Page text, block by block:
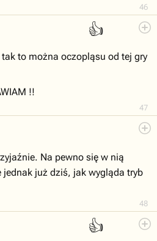
46
👍
47
tak to można oczopląsu od tej gry
!!
48
Na pewno się w nią
już dziś, jak wygląda tryb
👍